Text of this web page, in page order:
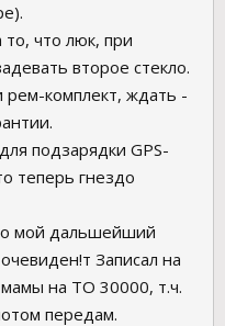
что люк, при
второе стекло.
рем-комплект, ждать -
подзарядки GPS-
теперь гнездо
мой дальшейший
Записал на
на ТО 30000, т.ч.
передам.